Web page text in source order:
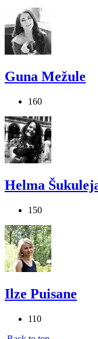
Guna Mežule
160
Helma
150
Ilze Puisane
110